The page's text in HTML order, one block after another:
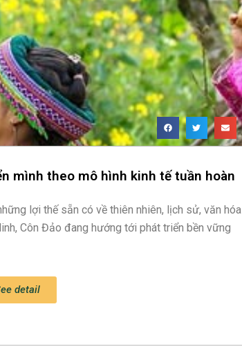
mình theo mô hình kinh tế tuần hoàn
lợi thế sẵn có về thiên nhiên, lịch sử, văn hóa
Côn Đảo đang hướng tới phát triển bền vững
detail